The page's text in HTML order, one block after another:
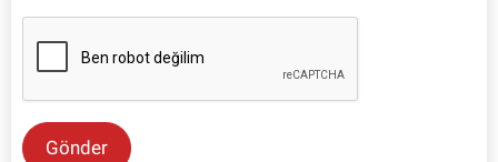
Gönder